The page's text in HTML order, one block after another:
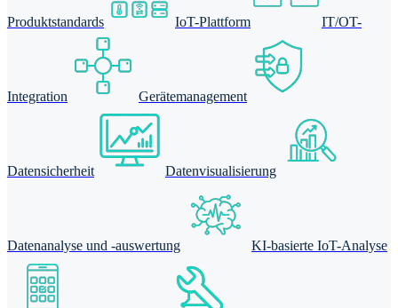
Produktstandards IoT-Plattform IT/OT-
Integration Gerätemanagement
Datensicherheit Datenvisualisierung
Datenanalyse und -auswertung KI-basierte IoT-Analyse